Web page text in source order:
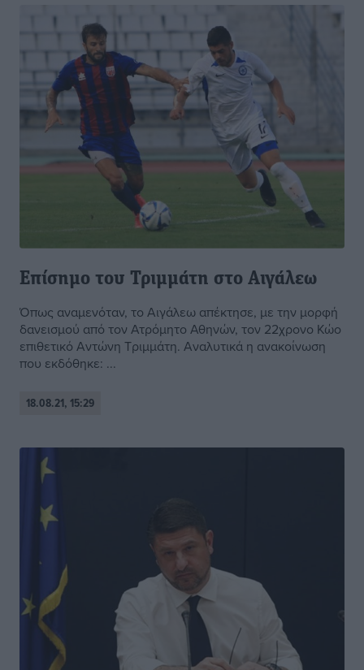
Επίσημο του Τριμμάτη στο Αιγάλεω
Όπως αναμενόταν, το Αιγάλεω απέκτησε, με την μορφή
δανεισμού από τον Ατρόμητο Αθηνών, τον 22χρονο Κώο
επιθετικό Αντώνη Τριμμάτη. Αναλυτικά η ανακοίνωση
που εκδόθηκε: ...
18.08.21, 15:29